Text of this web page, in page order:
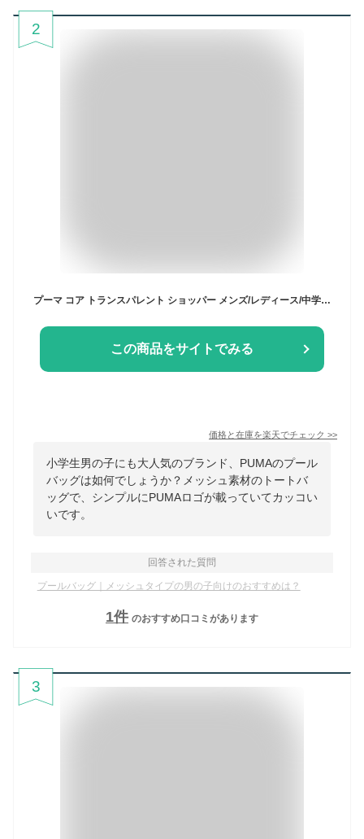
2
この商品をサイトでみる
価格と在庫を楽天でチェック >>
小学生男の子にも大人気のブランド、PUMAのプール
バッグは如何でしょうか？メッシュ素材のトートバ
ッグで、シンプルにPUMAロゴが載っていてカッコい
いです。
回答された質問
プールバッグ｜メッシュタイプの男の子向けのおすすめは？
1件 のおすすめ口コミがあります
3